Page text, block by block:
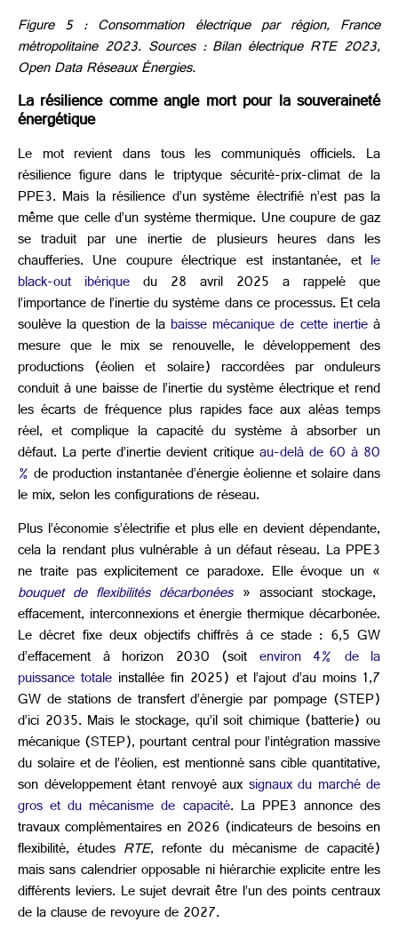
Figure 5 : Consommation électrique par région, France
métropolitaine 2023. Sources : Bilan électrique RTE 2023,
Open Data Réseaux Énergies.
La résilience comme angle mortpour la souveraineté
énergétique
Le mot revient dans tous les communiqués officiels. La
résilience figure dans le triptyque sécurité-prix-climat de la
PPE3. Mais la résilience d’un système électrifié n’est pas la
même que celle d’un système thermique. Une coupure de gaz
se traduit par une inertie de plusieurs heures dans les
chaufferies. Une coupure électrique est instantanée, etle
black-out ibérique du 28 avril 2025 a rappelé que
l’importance de l’inertie du système dans ce processus. Et cela
soulève la question de la baisse mécanique de cette inertieà
mesure que le mix se renouvelle, le développement des
productions (éolien et solaire) raccordées par onduleurs
conduit à une baisse de l’inertie du système électrique et rend
les écarts de fréquence plus rapides face aux aléas temps
réel, et complique la capacité du système à absorber un
défaut. La perte d’inertie devient critiqueau-delà de 60 à 80
% de production instantanée d’énergie éolienne et solaire dans
le mix, selon les configurations de réseau.
Plus l’économie s’électrifie et plus elle en devient dépendante,
cela la rendant plus vulnérable à un défaut réseau. La PPE3
ne traite pas explicitement ce paradoxe. Elle évoque un «
bouquet de flexibilités décarbonées» associant stockage,
effacement, interconnexions et énergie thermique décarbonée.
Le décret fixe deux objectifs chiffrés à ce stade : 6,5 GW
d’effacement à horizon 2030 (soit environ 4% de la
puissance totale installée fin 2025) et l’ajout d’au moins 1,7
GW de stations de transfert d’énergie par pompage (STEP)
d’ici 2035. Mais le stockage, qu’il soit chimique (batterie) ou
mécanique (STEP), pourtant central pour l’intégration massive
du solaire et de l’éolien, est mentionné sans cible quantitative,
son développement étant renvoyé aux signaux du marché de
gros et du mécanisme de capacité. La PPE3 annonce des
travaux complémentaires en 2026 (indicateurs de besoins en
flexibilité, études RTE, refonte du mécanisme de capacité)
mais sans calendrier opposable ni hiérarchie explicite entre les
différents leviers. Le sujet devrait être l’un des points centraux
de la clause de revoyure de 2027.